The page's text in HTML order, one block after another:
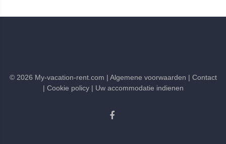
© 2026 My-vacation-rent.com | Algemene voorwaarden | Contact
| Cookie policy | Uw accommodatie indienen